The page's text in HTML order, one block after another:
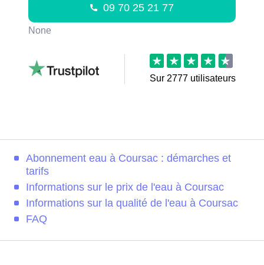
09 70 25 21 77
None
Sur 2777 utilisateurs
Abonnement eau à Coursac : démarches et
tarifs
Informations sur le prix de l'eau à Coursac
Informations sur la qualité de l'eau à Coursac
FAQ